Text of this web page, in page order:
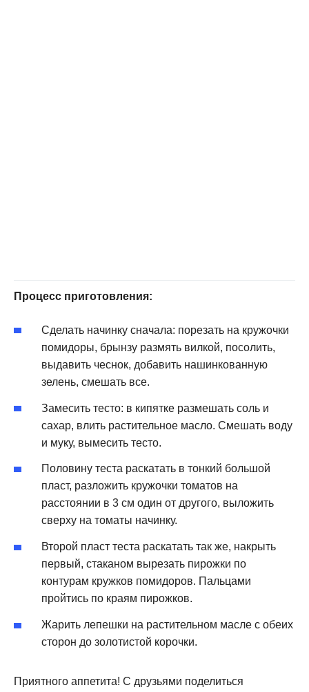
Процесс приготовления:
Сделать начинку сначала: порезать на кружочки
помидоры, брынзу размять вилкой, посолить,
выдавить чеснок, добавить нашинкованную
зелень, смешать все.
Замесить тесто: в кипятке размешать соль и
сахар, влить растительное масло. Смешать воду
и муку, вымесить тесто.
Половину теста раскатать в тонкий большой
пласт, разложить кружочки томатов на
расстоянии в 3 см один от другого, выложить
сверху на томаты начинку.
Второй пласт теста раскатать так же, накрыть
первый, стаканом вырезать пирожки по
контурам кружков помидоров. Пальцами
пройтись по краям пирожков.
Жарить лепешки на растительном масле с обеих
сторон до золотистой корочки.
Приятного аппетита! С друзьями поделиться